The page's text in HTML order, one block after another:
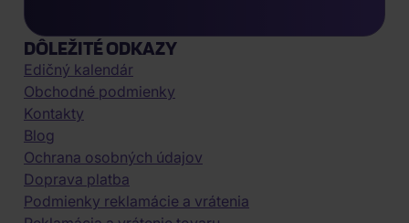
DÔLEŽITÉ ODKAZY
Edičný kalendár
Obchodné podmienky
Kontakty
Blog
Ochrana osobných údajov
Doprava platba
Podmienky reklamácie a vrátenia